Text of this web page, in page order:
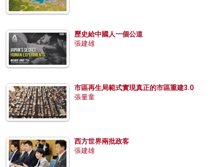
歷史給中國人一個公道
張建雄
市區再生局範式實現真正的市區重建3.0
張量童
西方世界兩批政客
張建雄